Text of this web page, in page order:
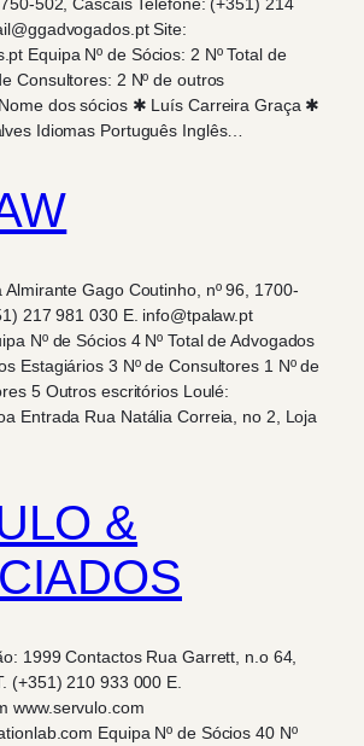
Site:
Equipa Nº de Sócios: 2 Nº Total de
Consultores: 2 Nº de outros
dos sócios ✱ Luís Carreira Graça ✱
Idiomas Português Inglês…
Almirante Gago Coutinho, nº 96, 1700-
217 981 030 E. info@tpalaw.pt
Nº de Sócios 4 Nº Total de Advogados
Estagiários 3 Nº de Consultores 1 Nº de
5 Outros escritórios Loulé:
Entrada Rua Natália Correia, no 2, Loja
&
1999 Contactos Rua Garrett, n.o 64,
(+351) 210 933 000 E.
www.servulo.com
Equipa Nº de Sócios 40 Nº